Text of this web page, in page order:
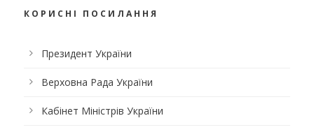
КОРИСНІ ПОСИЛАННЯ
Президент України
Верховна Рада України
Кабінет Міністрів України